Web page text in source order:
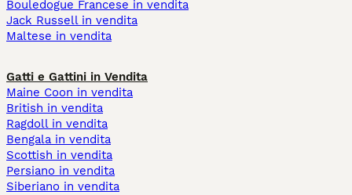
Bouledogue Francese in vendita
Jack Russell in vendita
Maltese in vendita
Gatti e Gattini in Vendita
Maine Coon in vendita
British in vendita
Ragdoll in vendita
Bengala in vendita
Scottish in vendita
Persiano in vendita
Siberiano in vendita